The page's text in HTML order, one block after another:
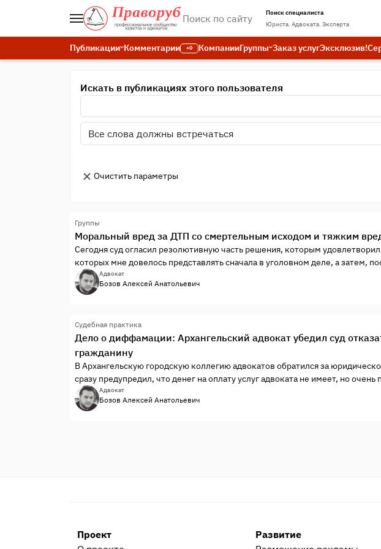
Поиск специалиста
Юриста. Адвоката. Эксперта
Публикации Комментарии +0 КомпанииГруппы Заказ услугЭксклюзив!
Искать в публикациях этого пользователя
Очистить параметры
Группы
Моральный вред за ДТП со смертельным исходом и тяжким
Сегодня суд огласил резолютивную часть решения, которым
которых мне довелось представлять сначала в уголовном деле, а затем,
деле. Адвокат
Бозов Алексей Анатольевич
Судебная практика
Дело о диффамации: Архангельский адвокат убедил суд
гражданину
В Архангельскую городскую коллегию адвокатов обратился за
сразу предупредил, что денег на оплату услуг адвоката не имеет, но
Адвокат
Бозов Алексей Анатольевич
Проект
Развитие